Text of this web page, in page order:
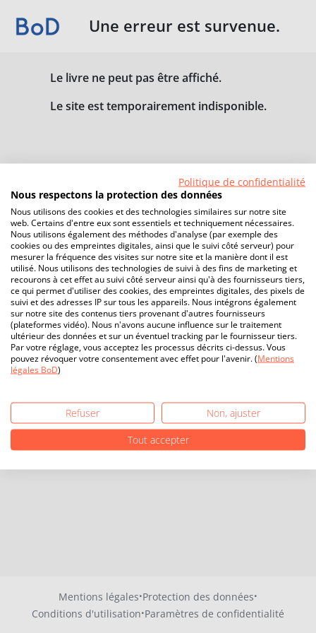
Une erreur est survenue.
Le livre ne peut pas être affiché.
Le site est temporairement indisponible.
Mentions légales·Protection des données·
Conditions d'utilisation·Paramètres de confidentialité
Politique de confidentialité
Nous respectons la protection des données
Nous utilisons des cookies et des technologies similaires sur notre site
web. Certains d'entre eux sont essentiels et techniquement nécessaires.
Nous utilisons également des méthodes d'analyse (par exemple des
cookies ou des empreintes digitales, ainsi que le suivi côté serveur) pour
mesurer la fréquence des visites sur notre site et la manière dont il est
utilisé. Nous utilisons des technologies de suivi à des fins de marketing et
recourons à cet effet au suivi côté serveur ainsi qu'à des fournisseurs tiers,
ce qui permet d'utiliser des cookies, des empreintes digitales, des pixels de
suivi et des adresses IP sur tous les appareils. Nous intégrons également
sur notre site des contenus tiers provenant d'autres fournisseurs
(plateformes vidéo). Nous n'avons aucune influence sur le traitement
ultérieur des données et sur un éventuel tracking par le fournisseur tiers.
Par votre réglage, vous acceptez les processus décrits ci-dessus. Vous
pouvez révoquer votre consentement avec effet pour l'avenir. (Mentions
légales BoD)
Refuser
Non, ajuster
Tout accepter